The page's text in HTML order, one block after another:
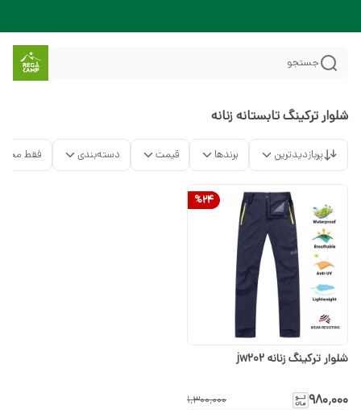
جستجو
شلوار ترکینگ تابستانه زنانه
پربازدیدترین برندها قیمت دسته‌بندی فقط
%24
شلوار ترکینگ زنانه jw202
۹۸۰٬۰۰۰ ۱٬۳۰۰٬۰۰۰